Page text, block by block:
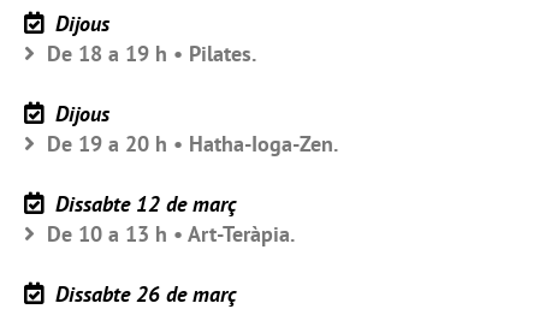
Dijous
De 18 a 19 h • Pilates.
Dijous
De 19 a 20 h • Hatha-Ioga-Zen.
Dissabte 12 de març
De 10 a 13 h • Art-Teràpia.
Dissabte 26 de març